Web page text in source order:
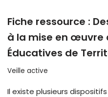
Fiche ressource :
à la mise en œuvre
Éducatives de
Veille active
Il existe plusieurs